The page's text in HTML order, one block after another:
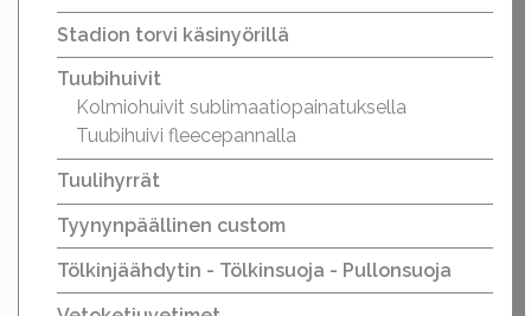
Stadion torvi käsinyörillä
Tuubihuivit
Kolmiohuivit sublimaatiopainatuksella
Tuubihuivi fleecepannalla
Tuulihyrrät
Tyynynpäällinen custom
Tölkinjäähdytin - Tölkinsuoja - Pullonsuoja